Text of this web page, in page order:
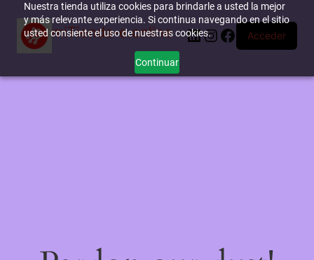
Nuestra tienda utiliza cookies para brindarle a usted la mejor
y más relevante experiencia. Si continua navegando en el sitio
usted consiente el uso de nuestras cookies.
Continuar
miTienda-e.online LinkedIn
Instagram
Facebook
Acceder